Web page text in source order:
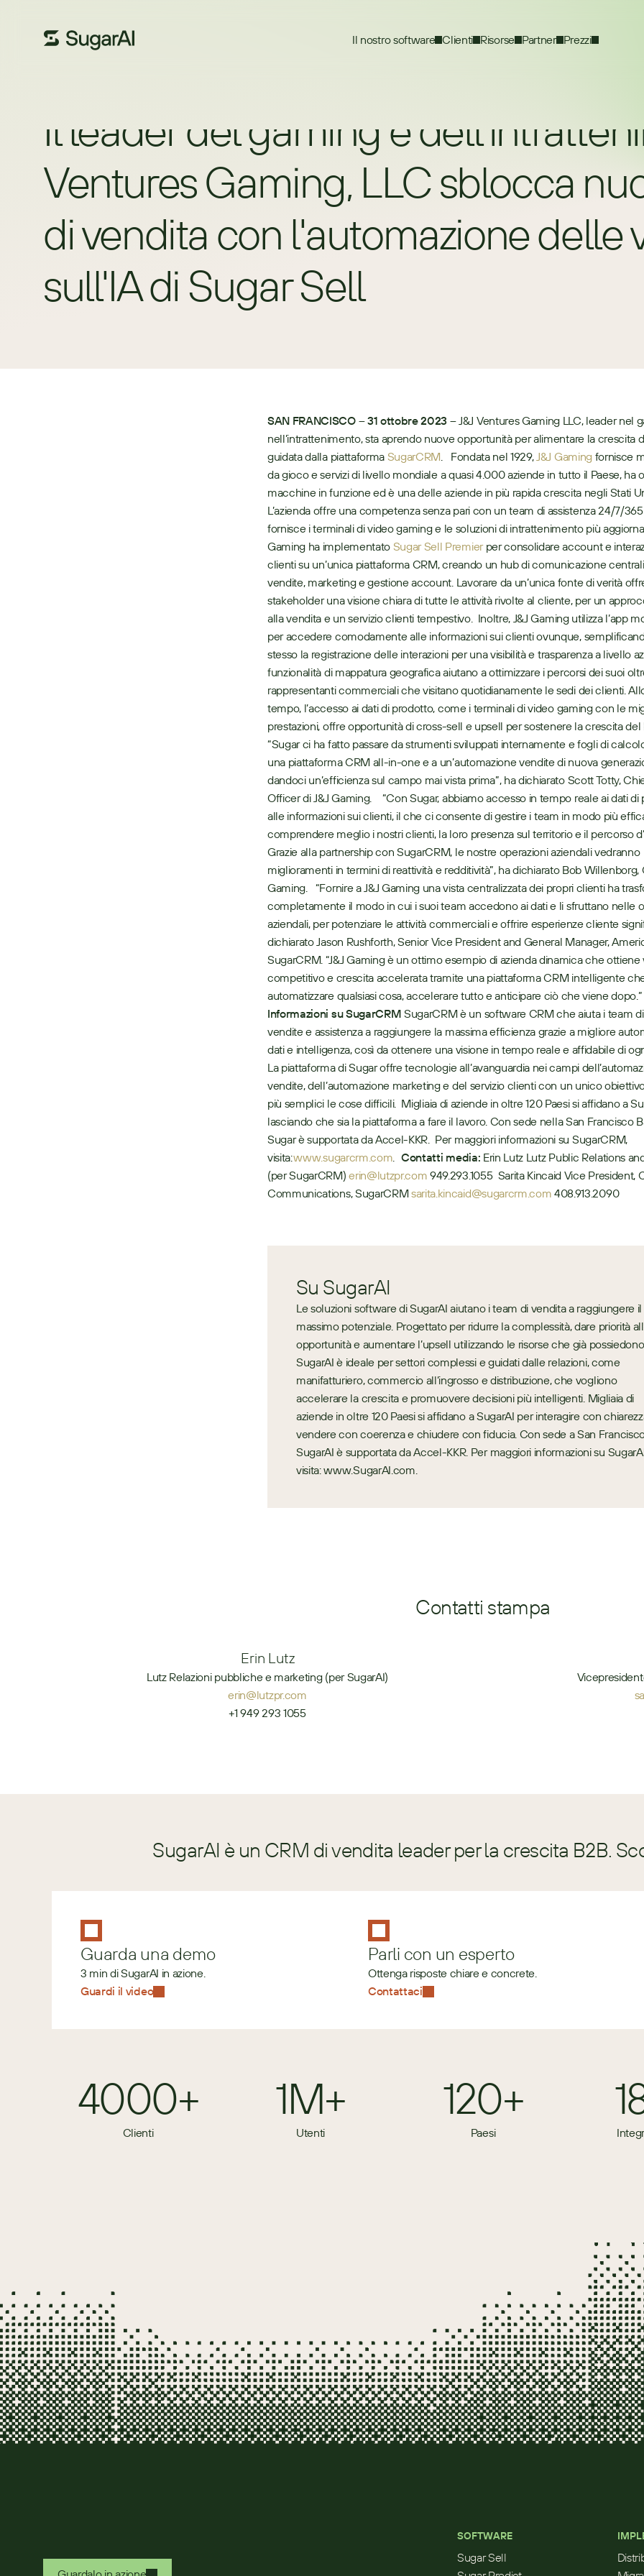
Il nostro software Clienti Risorse Partner Prezzi
Il leader del gaming e
Ventures Gaming, LLC sblocca
di vendita con l'automazione delle
sull'IA di Sugar Sell
SAN FRANCISCO – 31 ottobre 2023 – J&J Ventures Gaming LLC, leader nel
nell’intrattenimento, sta aprendo nuove opportunità per alimentare la crescita
guidata dalla piattaforma SugarCRM.   Fondata nel 1929, J&J Gaming fornisce
da gioco e servizi di livello mondiale a quasi 4.000 aziende in tutto il Paese, ha
macchine in funzione ed è una delle aziende in più rapida crescita negli Stati
L’azienda offre una competenza senza pari con un team di assistenza 24/7/
fornisce i terminali di video gaming e le soluzioni di intrattenimento più aggiornati.
Gaming ha implementato Sugar Sell Premier per consolidare account e
clienti su un’unica piattaforma CRM, creando un hub di comunicazione
vendite, marketing e gestione account. Lavorare da un’unica fonte di verità
stakeholder una visione chiara di tutte le attività rivolte al cliente, per un
alla vendita e un servizio clienti tempestivo.  Inoltre, J&J Gaming utilizza l’app
per accedere comodamente alle informazioni sui clienti ovunque,
stesso la registrazione delle interazioni per una visibilità e trasparenza a livello
funzionalità di mappatura geografica aiutano a ottimizzare i percorsi dei suoi
rappresentanti commerciali che visitano quotidianamente le sedi dei clienti.
tempo, l’accesso ai dati di prodotto, come i terminali di video gaming con le
prestazioni, offre opportunità di cross-sell e upsell per sostenere la crescita del
“Sugar ci ha fatto passare da strumenti sviluppati internamente e fogli di
una piattaforma CRM all-in-one e a un’automazione vendite di nuova
dandoci un’efficienza sul campo mai vista prima”, ha dichiarato Scott Totty,
Officer di J&J Gaming.    “Con Sugar, abbiamo accesso in tempo reale ai dati
alle informazioni sui clienti, il che ci consente di gestire i team in modo più
comprendere meglio i nostri clienti, la loro presenza sul territorio e il percorso
Grazie alla partnership con SugarCRM, le nostre operazioni aziendali vedranno
miglioramenti in termini di reattività e redditività”, ha dichiarato Bob Willenborg,
Gaming.   “Fornire a J&J Gaming una vista centralizzata dei propri clienti ha
completamente il modo in cui i suoi team accedono ai dati e li sfruttano nelle
aziendali, per potenziare le attività commerciali e offrire esperienze cliente
dichiarato Jason Rushforth, Senior Vice President and General Manager,
SugarCRM. “J&J Gaming è un ottimo esempio di azienda dinamica che ottiene
competitivo e crescita accelerata tramite una piattaforma CRM intelligente
Informazioni su SugarCRM SugarCRM è un software CRM che aiuta i team
vendite e assistenza a raggiungere la massima efficienza grazie a migliore
dati e intelligenza, così da ottenere una visione in tempo reale e affidabile di
La piattaforma di Sugar offre tecnologie all’avanguardia nei campi
vendite, dell’automazione marketing e del servizio clienti con un unico
più semplici le cose difficili.  Migliaia di aziende in oltre 120 Paesi si affidano a
lasciando che sia la piattaforma a fare il lavoro. Con sede nella San Francisco
Sugar è supportata da Accel-KKR.  Per maggiori informazioni su SugarCRM,
visita: www.sugarcrm.com. Contatti media: Erin Lutz Lutz Public Relations
(per SugarCRM) erin@lutzpr.com 949.293.1055  Sarita Kincaid Vice President,
Communications, SugarCRM sarita.kincaid@sugarcrm.com 408.913.2090
Su SugarAI
Le soluzioni software di SugarAI aiutano i team di vendita a raggiungere
massimo potenziale. Progettato per ridurre la complessità, dare priorità
opportunità e aumentare l’upsell utilizzando le risorse che già
SugarAI è ideale per settori complessi e guidati dalle relazioni, come
manifatturiero, commercio all’ingrosso e distribuzione, che vogliono
accelerare la crescita e promuovere decisioni più intelligenti. Migliaia di
aziende in oltre 120 Paesi si affidano a SugarAI per interagire con
vendere con coerenza e chiudere con fiducia. Con sede a San
SugarAI è supportata da Accel-KKR. Per maggiori informazioni su
visita: www.SugarAI.com.
Contatti stampa
Erin Lutz
Lutz Relazioni pubbliche e marketing (per SugarAI)
erin@lutzpr.com
+1 949 293 1055
SugarAI è un CRM di vendita leader per la crescita B2B.
Guarda una demo
3 min di SugarAI in azione.
Guardi il video
Parli con un esperto
Ottenga risposte chiare e concrete.
Contattaci
4000+
Clienti
1M+
Utenti
120+
Paesi
SOFTWARE
Sugar Sell